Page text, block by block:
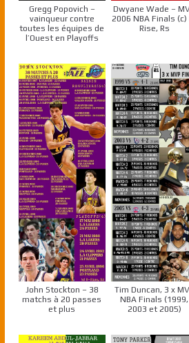
Gregg Popovich –
vainqueur contre
toutes les équipes de
l’Ouest en Playoffs
Dwyane Wade –
2006 NBA Finals (c)
Rise, Rs
John Stockton – 38
matchs à 20 passes
et plus
Tim Duncan, 3 x
NBA Finals (1999,
2003 et 2005)